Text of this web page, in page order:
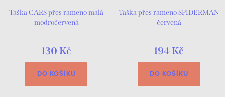
Taška CARS přes rameno malá
modročervená
130 Kč
DO KOŠÍKU
Taška přes rameno SPIDERMAN
červená
194 Kč
DO KOŠÍKU